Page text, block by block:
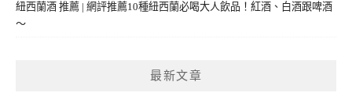
紐西蘭酒 推薦 | 網評推薦10種紐西蘭必喝大人飲品！紅酒、白酒跟啤酒
～
最新文章